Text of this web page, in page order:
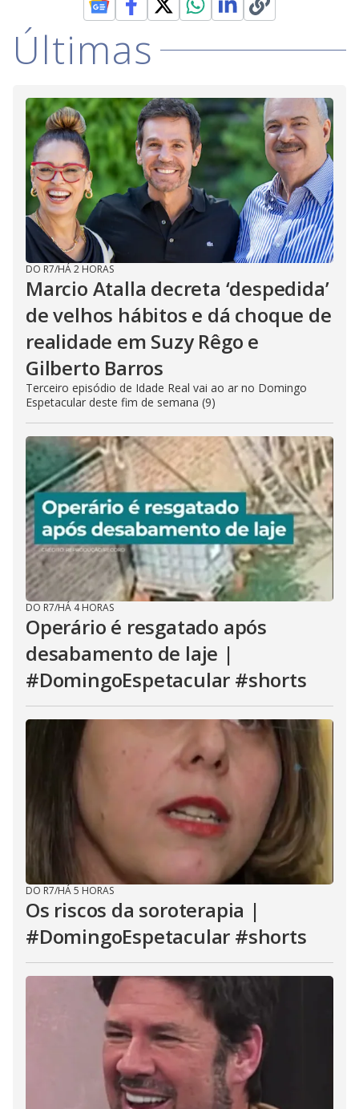
Últimas
DO R7/HÁ 2 HORAS
Marcio Atalla decreta ‘despedida’
de velhos hábitos e dá choque de
realidade em Suzy Rêgo e
Gilberto Barros
Terceiro episódio de Idade Real vai ao ar no Domingo
Espetacular deste fim de semana (9)
DO R7/HÁ 4 HORAS
Operário é resgatado após
desabamento de laje |
#DomingoEspetacular #shorts
DO R7/HÁ 5 HORAS
Os riscos da soroterapia |
#DomingoEspetacular #shorts